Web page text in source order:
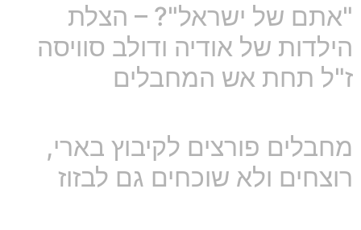
"אתם של ישראל"? – הצלת
הילדות של אודיה ודולב סוויסה
ז"ל תחת אש המחבלים
מחבלים פורצים לקיבוץ בארי,
רוצחים ולא שוכחים גם לבזוז